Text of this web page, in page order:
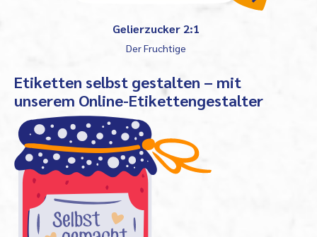
Gelierzucker 2:1
Der Fruchtige
Etiketten selbst gestalten – mit
unserem Online-Etikettengestalter